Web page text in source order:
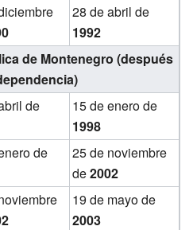
28 de abril de
1992
de Montenegro (después
de
15 de enero de
1998
de
25 de noviembre
de2002
19 de mayo de
2003